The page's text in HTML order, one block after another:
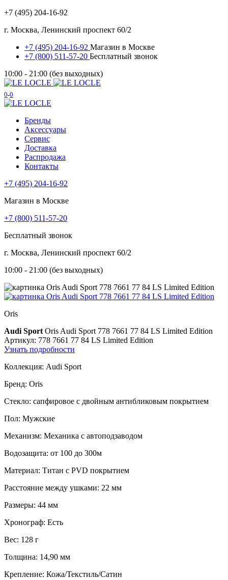
+7 (495) 204-16-92
г. Москва, Ленинский проспект 60/2
+7 (495) 204-16-92 Магазин в Москве
+7 (800) 511-57-20 Бесплатный звонок
10:00 - 21:00 (без выходных)
0 0
Бренды
Аксессуары
Сервис
Доставка
Распродажа
Контакты
+7 (495) 204-16-92
Магазин в Москве
+7 (800) 511-57-20
Бесплатный звонок
г. Москва, Ленинский проспект 60/2
10:00 - 21:00 (без выходных)
Oris
Audi Sport Oris Audi Sport 778 7661 77 84 LS Limited Edition
Артикул: 778 7661 77 84 LS Limited Edition
Узнать подробности
Коллекция: Audi Sport
Бренд: Oris
Стекло: сапфировое с двойным антибликовым покрытием
Пол: Мужские
Механизм: Механика с автоподзаводом
Водозащита: от 100 до 300м
Материал: Титан с PVD покрытием
Расстояние между ушками: 22 мм
Размеры: 44 мм
Хронограф: Есть
Вес: 128 г
Толщина: 14,90 мм
Крепление: Кожа/Текстиль/Сатин